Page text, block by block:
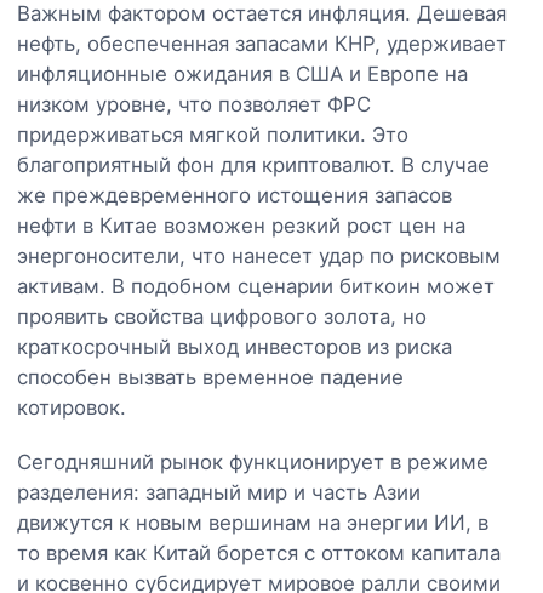
Важным фактором остается инфляция. Дешевая
нефть, обеспеченная запасами КНР, удерживает
инфляционные ожидания в США и Европе на
низком уровне, что позволяет ФРС
придерживаться мягкой политики. Это
благоприятный фон для криптовалют. В случае
же преждевременного истощения запасов
нефти в Китае возможен резкий рост цен на
энергоносители, что нанесет удар по рисковым
активам. В подобном сценарии биткоин может
проявить свойства цифрового золота, но
краткосрочный выход инвесторов из риска
способен вызвать временное падение
котировок.
Сегодняшний рынок функционирует в режиме
разделения: западный мир и часть Азии
движутся к новым вершинам на энергии ИИ, в
то время как Китай борется с оттоком капитала
и косвенно субсидирует мировое ралли своими